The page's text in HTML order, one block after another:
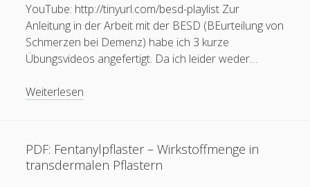
YouTube: http://tinyurl.com/besd-playlist Zur
Anleitung in der Arbeit mit der BESD (BEurteilung von
Schmerzen bei Demenz) habe ich 3 kurze
Übungsvideos angefertigt. Da ich leider weder…
Weiterlesen
PDF: Fentanylpflaster – Wirkstoffmenge in
transdermalen Pflastern